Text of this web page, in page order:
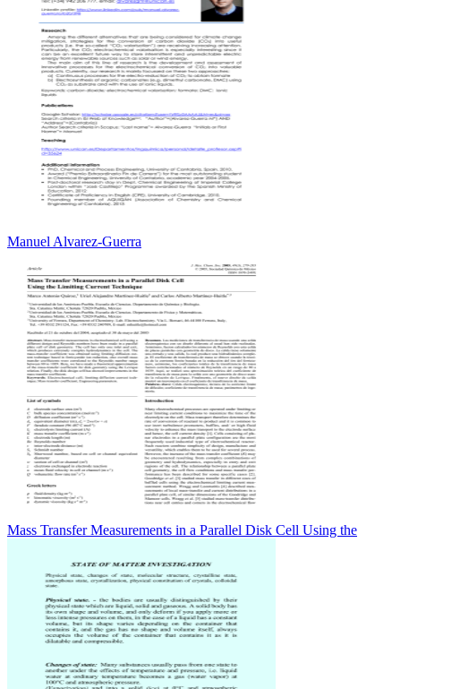
Manuel Alvarez-Guerra
Mass Transfer Measurements in a Parallel Disk Cell Using the